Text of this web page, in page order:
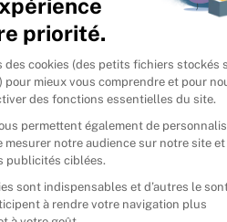
de retour
vos livres
nous ?